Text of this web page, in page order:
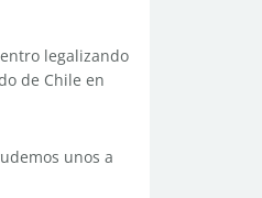
legalizando
de Chile en
unos a